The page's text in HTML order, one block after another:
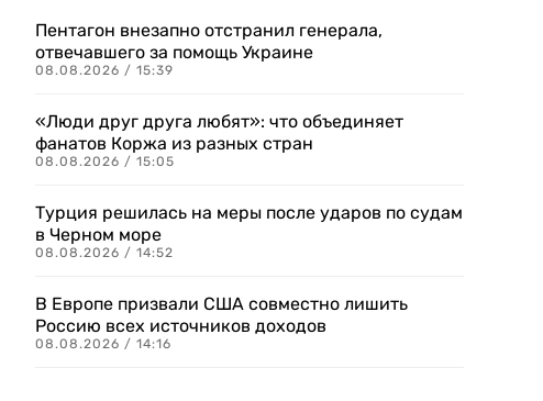
Пентагон внезапно отстранил генерала,
отвечавшего за помощь Украине
08.08.2026 / 15:39
«Люди друг друга любят»: что объединяет
фанатов Коржа из разных стран
08.08.2026 / 15:05
Турция решилась на меры после ударов по судам
в Черном море
08.08.2026 / 14:52
В Европе призвали США совместно лишить
Россию всех источников доходов
08.08.2026 / 14:16